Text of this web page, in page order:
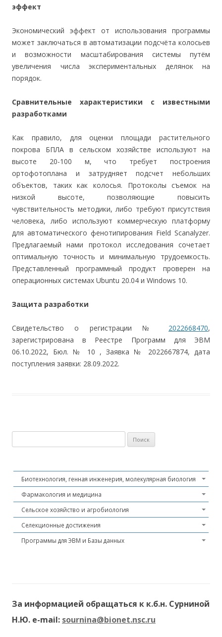
эффект
Экономический эффект от использования программы
может заключаться в автоматизации подсчёта колосьев
и возможности масштабирования системы путём
увеличения числа экспериментальных делянок на
порядок.
Сравнительные характеристики с известными
разработками
Как правило, для оценки площади растительного
покрова БПЛА в сельском хозяйстве используют на
высоте 20-100 м, что требует построения
ортофотоплана и затрудняет подсчет небольших
объектов, таких как колосья. Протоколы съемок на
низкой высоте, позволяющие повысить
чувствительность методики, либо требуют присутствия
человека, либо используют коммерческую платформу
для автоматического фенотипирования Field Scanalyzer.
Предлагаемый нами протокол исследования сочетает
оптимальную точность и минимальную трудоемкость.
Представленный программный продукт проверен на
операционных системах Ubuntu 20.04 и Windows 10.
Защита разработки
Свидетельство о регистрации № 2022668470,
зарегистрирована в Реестре Программ для ЭВМ
06.10.2022, Бюл. № 10 , Заявка № 2022667874, дата
поступления заявки: 28.09.2022.
Биотехнология, генная инженерия, молекулярная биология
Фармакология и медицина
Сельское хозяйство и агробиология
Селекционные достижения
Программы для ЭВМ и Базы данных
За информацией обращаться к к.б.н. Сурниной
Н.Ю. e-mail: sournina@bionet.nsc.ru